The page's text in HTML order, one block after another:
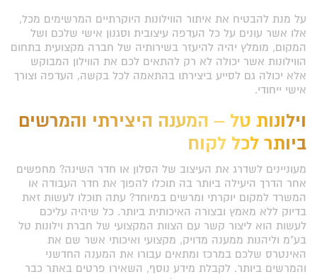
על מנת להבטיח את איתור הווילונות היוקרתיים המרשימים מכל,
אלו אשר עונים על כל העדפה עיצובית וסגנון אישי שלכם ושל
המקום, מומלץ יהיה להיעזר בשירותיה של חברה מקצועית בתחום
הווילונות אשר יכולה לא רק להתאים לכם את הווילון המבוקש
אלא יכולה גם לסייע ביצירתו בהתאמה לכל בקשה, העדפה וצורך
אישי ייחודי.
וילונות טל – המענה היצירתי והמרשים
ביותר לכל לקוח
מעוניינים לשדרג את העיצוב של הסלון או חדר השינה? מחפשים
אחר הדרך היעילה ביותר בה תוכלו להפוך את חדר העבודה או
המשרד למקום יוקרתי ומרשים במיוחד? עתה תוכלו לעשות זאת
בדיוק ללא מאמץ ובצורה האיכותית ביותר. כל שיהיה עליכם
לעשות הוא ליצור קשר עם הצוות המקצועי של חברת וילונות טל
בע"מ וליהנות ממענה מדויק, מקצועי ואיכותי אשר שם את
האינטרס שלכם במרכז ומתאים עבורו את המענה החדשני
והמרשים ביותר. לקבלת מידע נוסף, השאירו פרטים באתר כבר